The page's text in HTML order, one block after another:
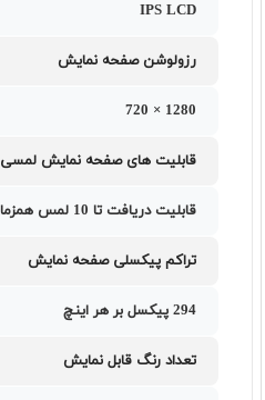
IPS LCD
رزولوشن صفحه نمایش
1280 × 720
قابلیت های صفحه نمایش لمسی
قابلیت دریافت تا 10 لمس همزمان
تراکم پیکسلی صفحه نمایش
294 پیکسل بر هر اینچ
تعداد رنگ قابل نمایش